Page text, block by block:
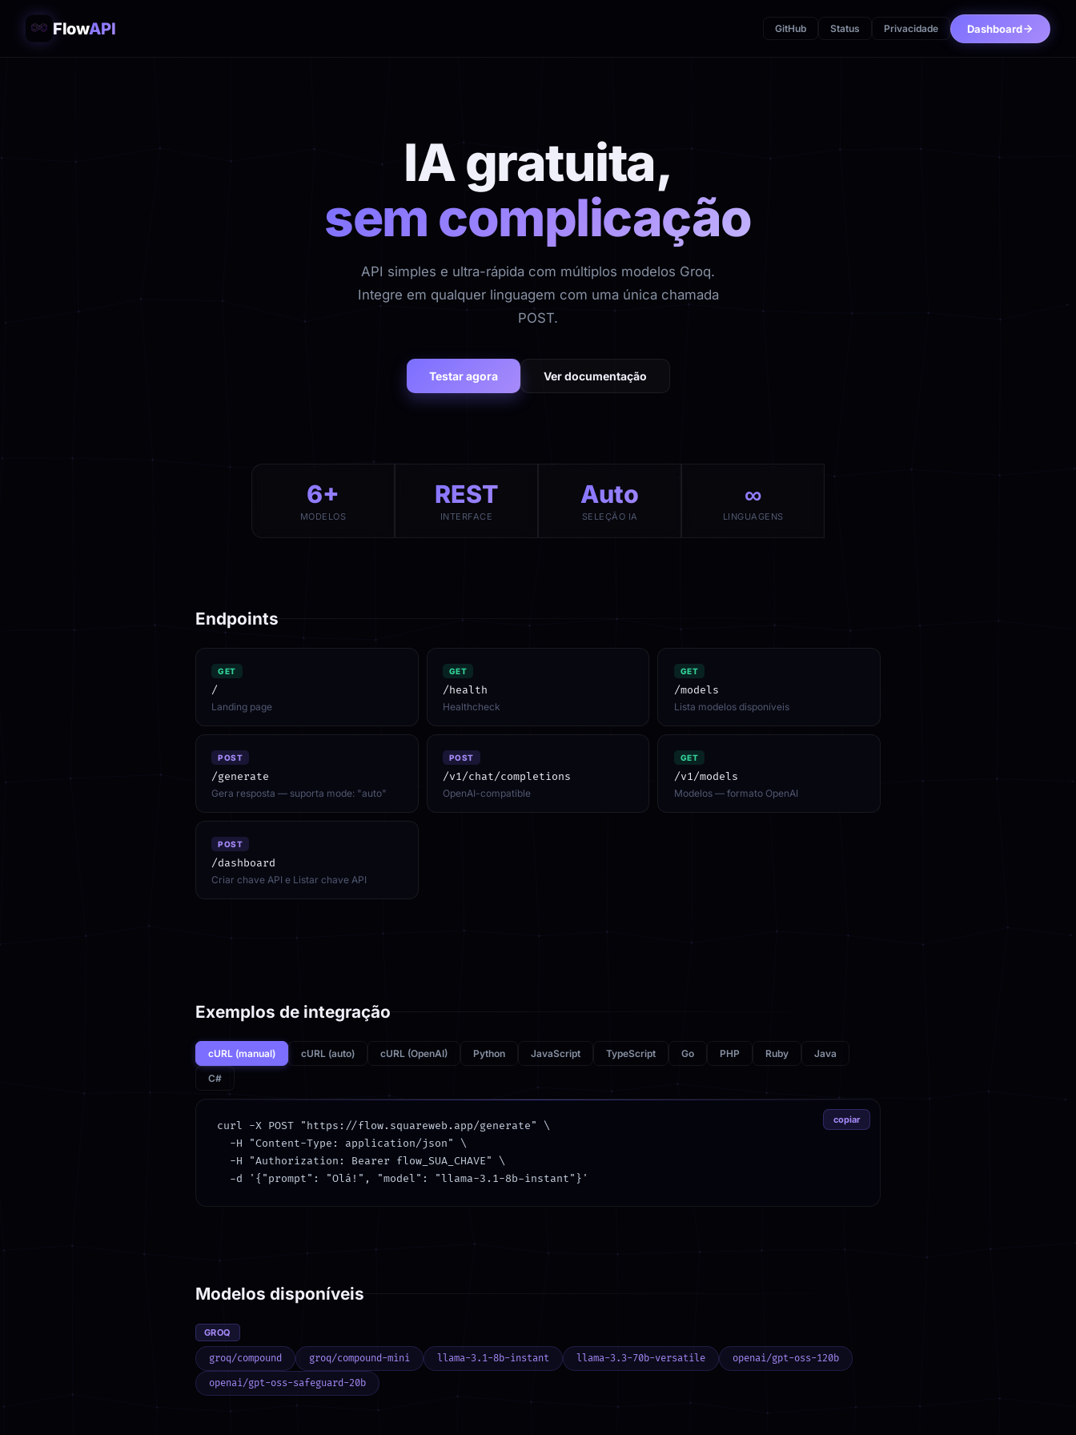
FlowAPI GitHub Status Privacidade Dashboard
IA gratuita,
sem complicação
API simples e ultra-rápida com múltiplos modelos Groq.
Integre em qualquer linguagem com uma única chamada
POST.
Testar agora Ver documentação
6+
MODELOS
REST
INTERFACE
Auto
SELEÇÃO IA
∞
LINGUAGENS
Endpoints
GET
/
Landing page
GET
/health
Healthcheck
GET
/models
Lista modelos disponíveis
POST
/generate
Gera resposta — suporta mode: "auto"
POST
/v1/chat/completions
OpenAI-compatible
GET
/v1/models
Modelos — formato OpenAI
POST
/dashboard
Criar chave API e Listar chave API
Exemplos de integração
cURL (manual) cURL (auto) cURL (OpenAI) Python JavaScript TypeScript Go PHP Ruby Java
C#
copiar
curl -X POST "https://flow.squareweb.app/generate" \
  -H "Content-Type: application/json" \
  -H "Authorization: Bearer flow_SUA_CHAVE" \
  -d '{"prompt": "Olá!", "model": "llama-3.1-8b-instant"}'
Modelos disponíveis
GROQ
groq/compound groq/compound-mini llama-3.1-8b-instant llama-3.3-70b-versatile openai/gpt-oss-120b
openai/gpt-oss-safeguard-20b